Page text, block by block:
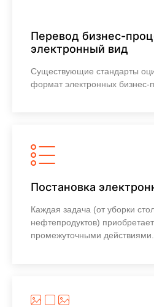
Перевод бизнес-
электронный вид
Существующие стандарты
формат электронных бизнес-
Постановка
Каждая задача (от уборки
нефтепродуктов)
промежуточными действиями.